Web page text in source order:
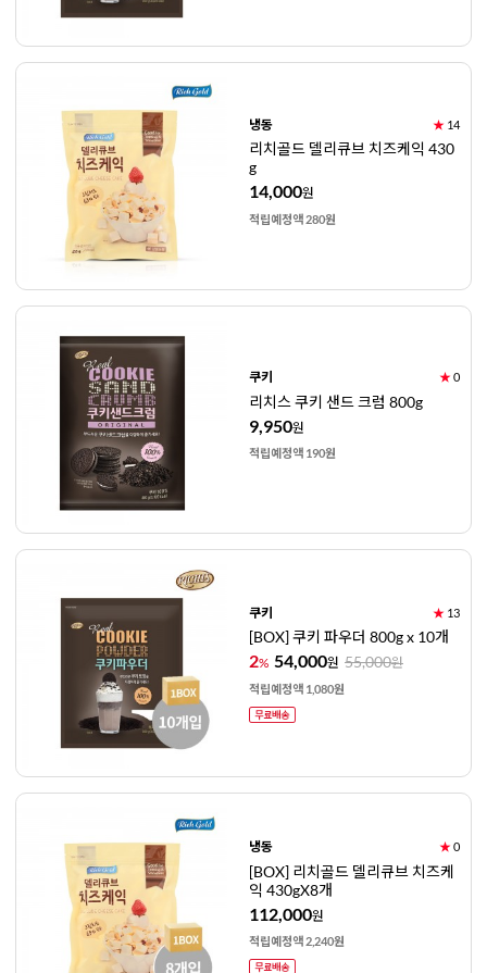
냉동 ★ 14
리치골드 델리큐브 치즈케익 430
g
14,000원
적립예정액 280원
쿠키 ★0
리치스 쿠키 샌드 크럼 800g
9,950원
적립예정액 190원
쿠키 ★ 13
[BOX] 쿠키 파우더 800g x 10개
2% 54,000원 55,000원
적립예정액 1,080원
냉동 ★0
[BOX] 리치골드 델리큐브 치즈케
익 430gX8개
112,000원
적립예정액 2,240원